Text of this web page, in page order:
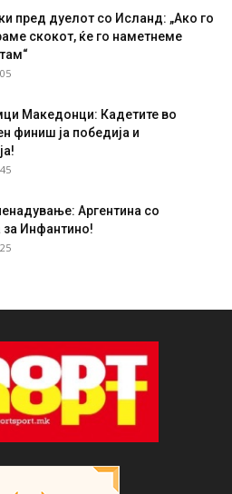
пред дуелот со Исланд: „Ако го
скокот, ќе го наметнеме
Македонци: Кадетите во
финиш ја победија и
Аргентина со
Инфантино!